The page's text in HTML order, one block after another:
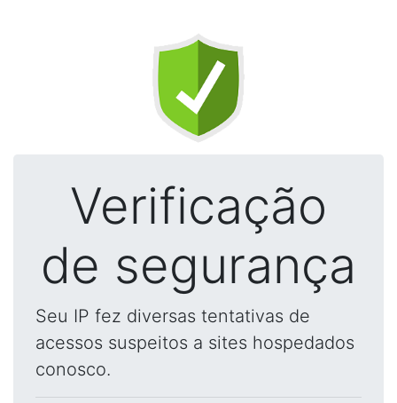
Verificação
de segurança
Seu IP fez diversas tentativas de
acessos suspeitos a sites hospedados
conosco.